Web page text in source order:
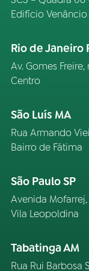
Edifício
Rio de Janeiro
Av. Gomes Freire,
Centro
São Luís MA
Rua Armando
Bairro de Fátima
São Paulo SP
Avenida Mofarrej,
Vila Leopoldina
Tabatinga AM
Rua Rui Barbosa